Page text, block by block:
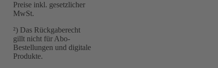
Preise inkl. gesetzlicher
MwSt.
²) Das Rückgaberecht
gillt nicht für Abo-
Bestellungen und digitale
Produkte.